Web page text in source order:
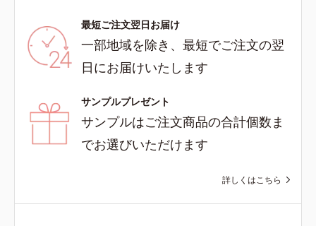
最短ご注文翌日お届け
一部地域を除き、最短でご注文の翌
日にお届けいたします
サンプルプレゼント
サンプルはご注文商品の合計個数ま
でお選びいただけます
詳しくはこちら